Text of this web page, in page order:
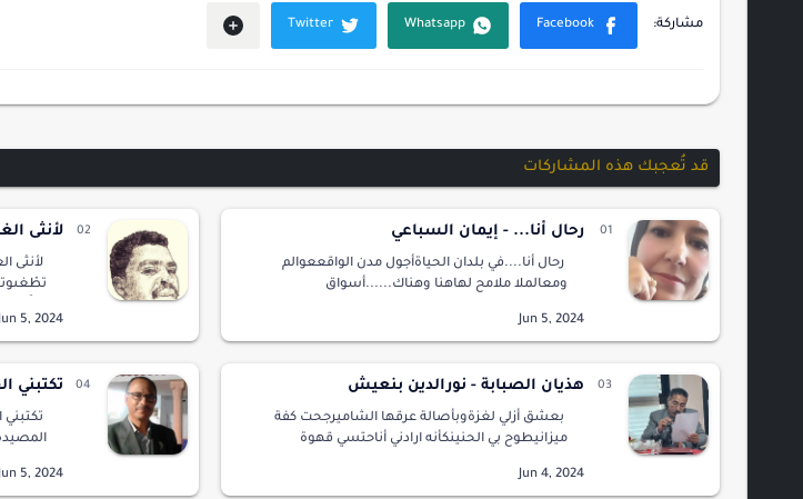
قد تُعجبك هذه المشاركات
رحال أنا... - إيمان السباعي
رحال أنا....في بلدان الحياةأجول مدن الواقععوالم
ومعالملا ملامح لهاهنا وهناك......أسواق
الخيبة...أمطرتوأغرقتودمرتكل من احتج...و قال …
لأنثى
لأنثى
مِلء
هذيان الصبابة - نورالدين بنعيش
بعشق أزلي لغزةوبأصالة عرقها الشاميرجحت كفة
ميزانيطوح بي الحنينكأنه ارادني أناحتسي قهوة
منوطن حبه كثيراافناني!فلتعذُلوني إن ت…
تكتبني